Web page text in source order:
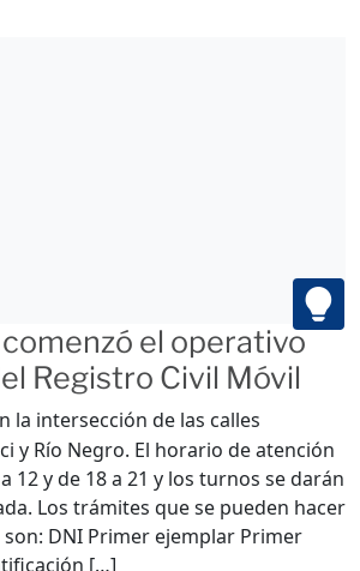
el operativo
Registro Civil Móvil
la intersección de las calles
y Río Negro. El horario de atención
12 y de 18 a 21 y los turnos se darán
Los trámites que se pueden hacer
DNI Primer ejemplar Primer
[…]